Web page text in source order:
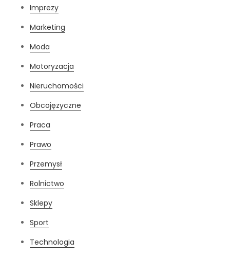
Imprezy
Marketing
Moda
Motoryzacja
Nieruchomości
Obcojęzyczne
Praca
Prawo
Przemysł
Rolnictwo
Sklepy
Sport
Technologia